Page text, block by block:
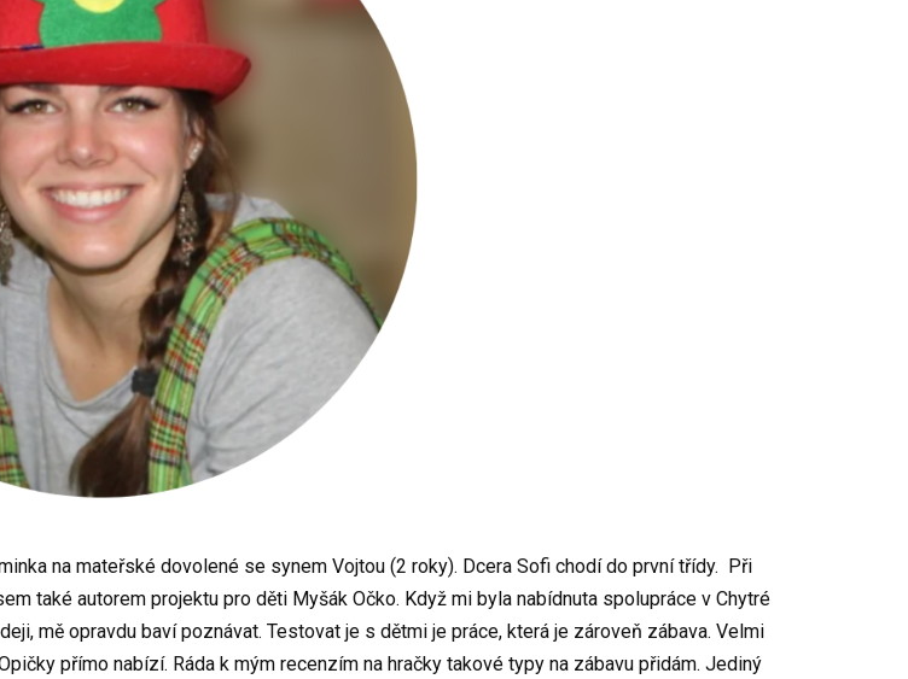
na mateřské dovolené se synem Vojtou (2 roky). Dcera Sofi chodí do první třídy. Při
také autorem projektu pro děti Myšák Očko. Když mi byla nabídnuta spolupráce v Chytré
mě opravdu baví poznávat. Testovat je s dětmi je práce, která je zároveň zábava. Velmi
přímo nabízí. Ráda k mým recenzím na hračky takové typy na zábavu přidám. Jediný